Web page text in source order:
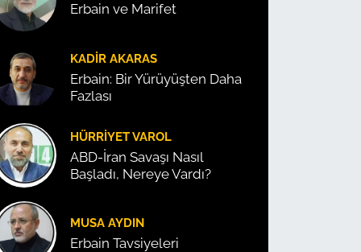
Erbain ve Marifet
KADIR AKARAS
Erbain: Bir Yürüyüşten Daha
Fazlası
HÜRRIYET VAROL
ABD-İran Savaşı Nasıl
Başladı, Nereye Vardı?
MUSA AYDIN
Erbain Tavsiyeleri